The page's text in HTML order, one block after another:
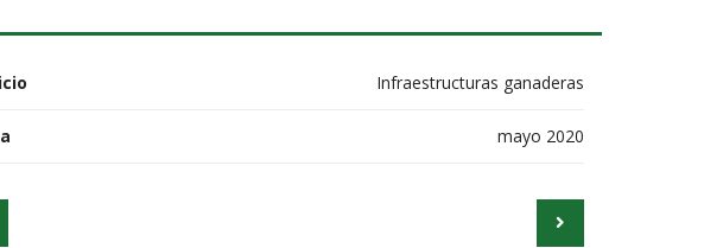
Infraestructuras ganaderas
mayo 2020